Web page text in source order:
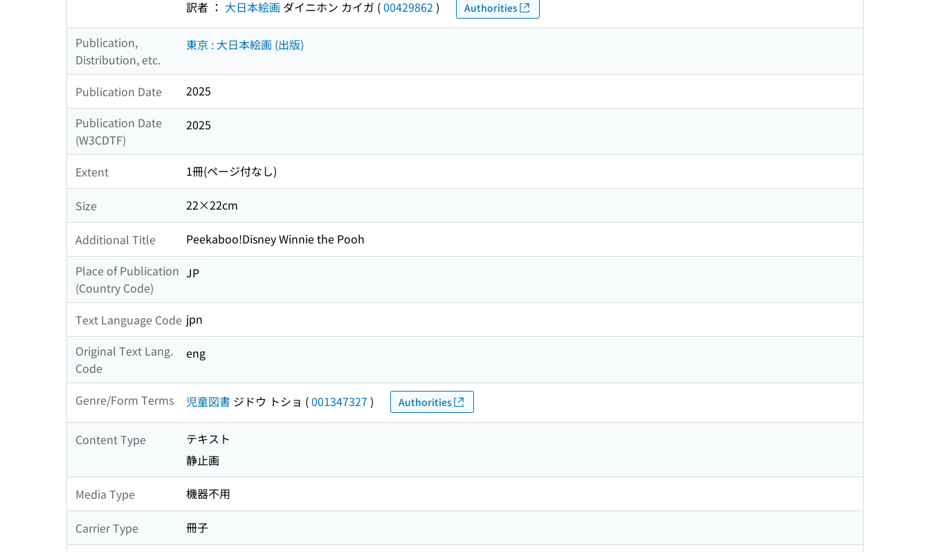
訳者 ： 大日本絵画 ダイニホン カイガ (00429862 ) Authorities
Publication,
Distribution, etc.
東京 : 大日本絵画 (出版)
Publication Date
2025
Publication Date
(W3CDTF)
2025
Extent 1冊(ページ付なし)
Size 22×22cm
Additional Title
Peekaboo!Disney Winnie the Pooh
Place of Publication
(Country Code)
JP
Text Language Code jpn
Original Text Lang.
Code
eng
Genre/Form Terms 児童図書 ジドウ トショ (001347327 ) Authorities
Content Type
テキスト
静止画
Media Type 機器不用
Carrier Type 冊子